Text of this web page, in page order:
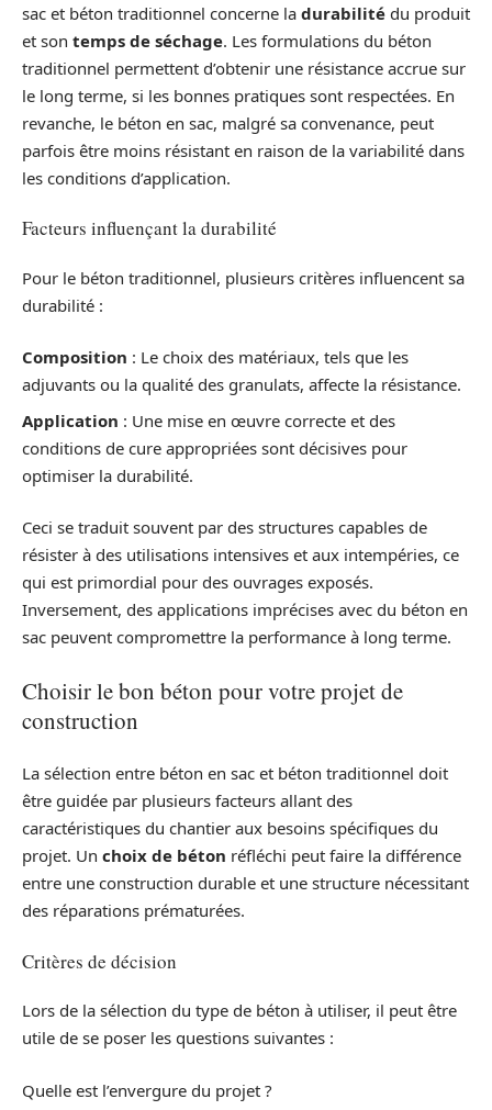
sac et béton traditionnel concerne la durabilité du produit
et son temps de séchage. Les formulations du béton
traditionnel permettent d’obtenir une résistance accrue sur
le long terme, si les bonnes pratiques sont respectées. En
revanche, le béton en sac, malgré sa convenance, peut
parfois être moins résistant en raison de la variabilité dans
les conditions d’application.
Facteurs influençant la durabilité
Pour le béton traditionnel, plusieurs critères influencent sa
durabilité :
Composition : Le choix des matériaux, tels que les
adjuvants ou la qualité des granulats, affecte la résistance.
Application : Une mise en œuvre correcte et des
conditions de cure appropriées sont décisives pour
optimiser la durabilité.
Ceci se traduit souvent par des structures capables de
résister à des utilisations intensives et aux intempéries, ce
qui est primordial pour des ouvrages exposés.
Inversement, des applications imprécises avec du béton en
sac peuvent compromettre la performance à long terme.
Choisir le bon béton pour votre projet de
construction
La sélection entre béton en sac et béton traditionnel doit
être guidée par plusieurs facteurs allant des
caractéristiques du chantier aux besoins spécifiques du
projet. Un choix de béton réfléchi peut faire la différence
entre une construction durable et une structure nécessitant
des réparations prématurées.
Critères de décision
Lors de la sélection du type de béton à utiliser, il peut être
utile de se poser les questions suivantes :
Quelle est l’envergure du projet ?